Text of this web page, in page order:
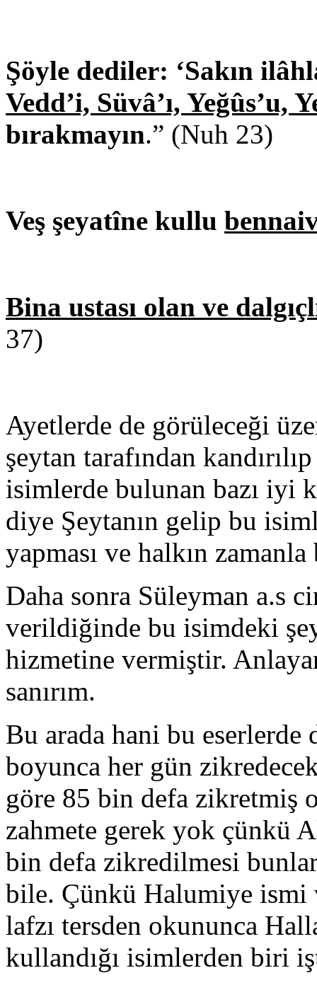
Şöyle dediler: ‘Sakın
Vedd’i, Süvâ’ı, Yeğûs’u,
bırakmayın.” (Nuh 23)
Veş şeyatîne kullu
Bina ustası olan ve
37)
Ayetlerde de görüleceği
şeytan tarafından
isimlerde bulunan bazı iyi
diye Şeytanın gelip bu
yapması ve halkın zamanla
Daha sonra Süleyman a.s
verildiğinde bu isimdeki
hizmetine vermiştir.
sanırım.
Bu arada hani bu
boyunca her gün
göre 85 bin defa zikretmiş
zahmete gerek yok çünkü
bin defa zikredilmesi
bile. Çünkü Halumiye ismi
lafzı tersden okununca
kullandığı isimlerden biri